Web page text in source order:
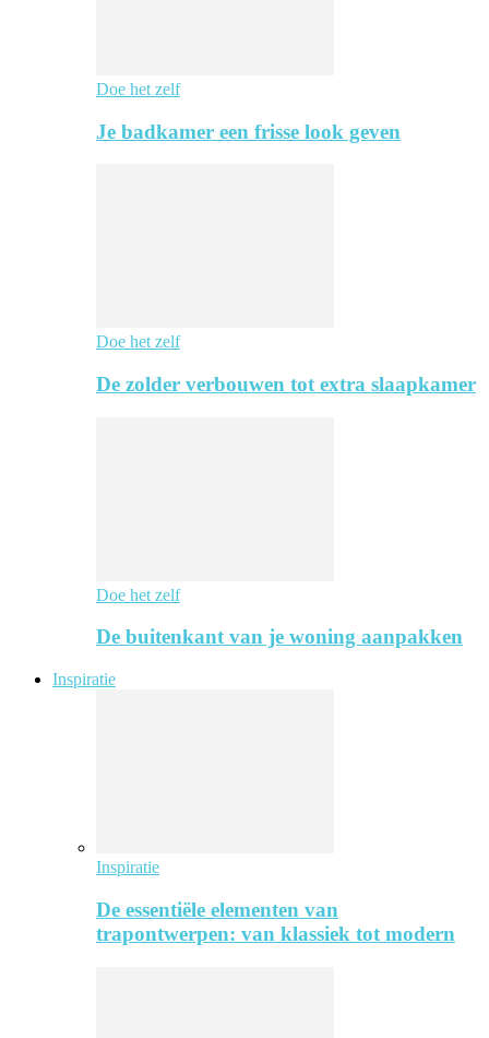
Doe het zelf
Je badkamer een frisse look geven
Doe het zelf
De zolder verbouwen tot extra slaapkamer
Doe het zelf
De buitenkant van je woning aanpakken
Inspiratie
Inspiratie
De essentiële elementen van
trapontwerpen: van klassiek tot modern